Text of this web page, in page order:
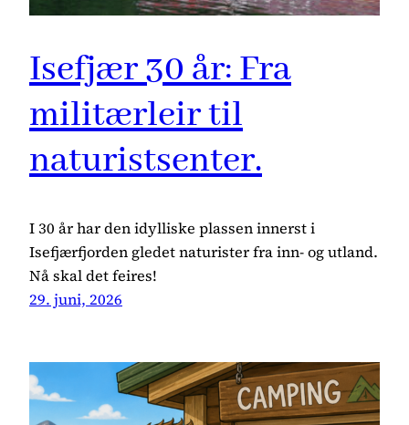
Isefjær 30 år: Fra
militærleir til
naturistsenter.
I 30 år har den idylliske plassen innerst i
Isefjærfjorden gledet naturister fra inn- og utland.
Nå skal det feires!
29. juni, 2026